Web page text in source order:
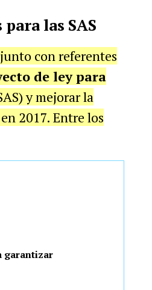
las SAS
con referentes
de ley para
y mejorar la
2017. Entre los
garantizar